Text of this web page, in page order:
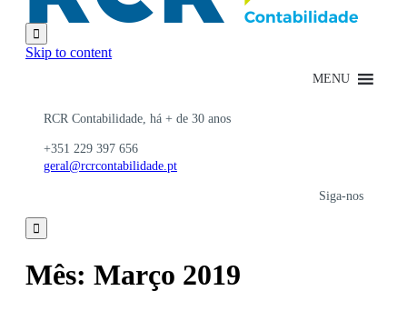

Skip to content
MENU
RCR Contabilidade, há + de 30 anos
+351 229 397 656
geral@rcrcontabilidade.pt
Siga-nos

Mês: Março 2019